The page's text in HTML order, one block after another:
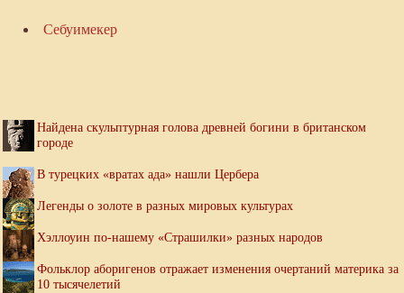
Себуимекер
Найдена скульптурная голова древней богини в британском
городе
В турецких «вратах ада» нашли Цербера
Легенды о золоте в разных мировых культурах
Хэллоуин по-нашему «Страшилки» разных народов
Фольклор аборигенов отражает изменения очертаний материка за
10 тысячелетий